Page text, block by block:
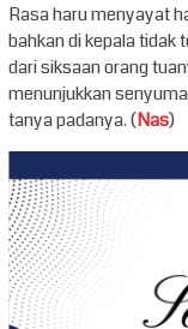
Rasa haru menyayat
bahkan di kepala tidak
dari siksaan orang
menunjukkan
tanya padanya. (Nas)